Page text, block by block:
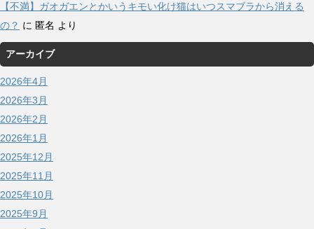
【不満】ガオガエンとかいうキモい化け猫はいつスマブラから消える
の？ に 匿名 より
アーカイブ
2026年4月
2026年3月
2026年2月
2026年1月
2025年12月
2025年11月
2025年10月
2025年9月